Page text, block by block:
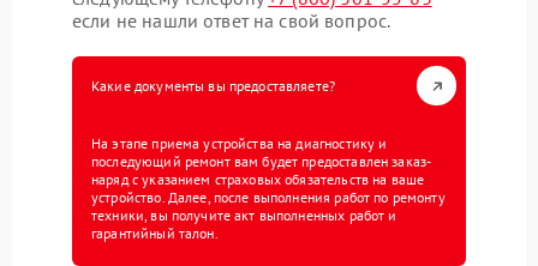
если не нашли ответ на свой вопрос.
Какие документы вы предоставляете?
На этапе приема устройства на диагностику и
последующий ремонт вам будет предоставлен заказ-
наряд с указанием страховых обязательств на ваше
устройство. Далее, после выполнения работ по ремонту
техники, вы получите акт выполненных работ и
гарантийный талон.